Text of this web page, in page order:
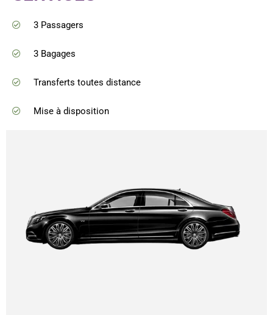
3 Passagers
3 Bagages
Transferts toutes distance
Mise à disposition